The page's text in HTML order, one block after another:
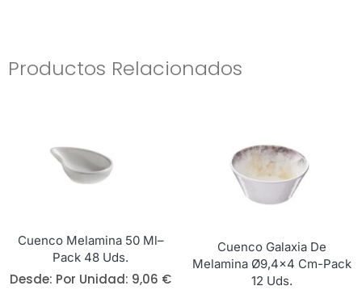
Productos Relacionados
Cuenco Melamina 50 Ml–
Pack 48 Uds.
Desde: Por Unidad: 9,06 €
Cuenco Galaxia De
Melamina Ø9,4×4 Cm-Pack
12 Uds.